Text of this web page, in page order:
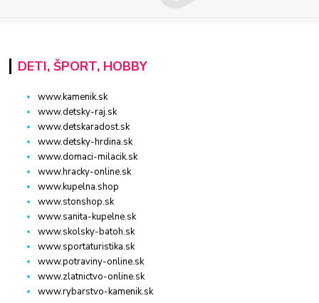
DETI, ŠPORT, HOBBY
www.kamenik.sk
www.detsky-raj.sk
www.detskaradost.sk
www.detsky-hrdina.sk
www.domaci-milacik.sk
www.hracky-online.sk
www.kupelna.shop
www.stonshop.sk
www.sanita-kupelne.sk
www.skolsky-batoh.sk
www.sportaturistika.sk
www.potraviny-online.sk
www.zlatnictvo-online.sk
www.rybarstvo-kamenik.sk